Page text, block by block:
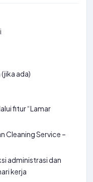
ada)
fitur “Lamar
Cleaning Service –
administrasi dan
kerja